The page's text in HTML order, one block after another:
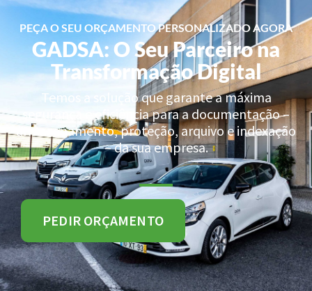
PEÇA O SEU ORÇAMENTO PERSONALIZADO AGORA
GADSA: O Seu Parceiro na
Transformação Digital
Temos a solução que garante a máxima
segurança e eficiência para a documentação –
armazenamento, proteção, arquivo e indexação
– da sua empresa.
PEDIR ORÇAMENTO